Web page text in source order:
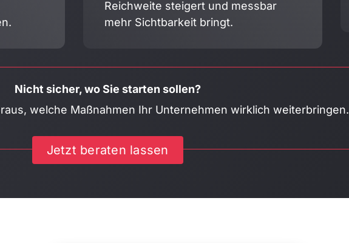
Reichweite steigert und messbar
mehr Sichtbarkeit bringt.
Nicht sicher, wo Sie starten sollen?
welche Maßnahmen Ihr Unternehmen wirklich weiterbringen.
Jetzt beraten lassen